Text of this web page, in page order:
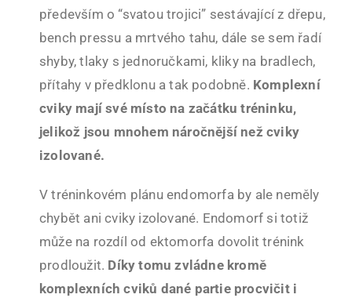
především o “svatou trojici” sestávající z dřepu,
bench pressu a mrtvého tahu, dále se sem řadí
shyby, tlaky s jednoručkami, kliky na bradlech,
přítahy v předklonu a tak podobně. Komplexní
cviky mají své místo na začátku tréninku,
jelikož jsou mnohem náročnější než cviky
izolované.
V tréninkovém plánu endomorfa by ale neměly
chybět ani cviky izolované. Endomorf si totiž
může na rozdíl od ektomorfa dovolit trénink
prodloužit. Díky tomu zvládne kromě
komplexních cviků dané partie procvičit i